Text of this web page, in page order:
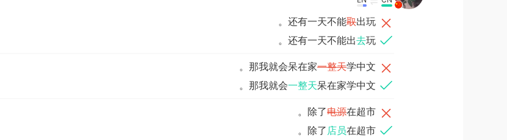
还有一天不能取出玩。
还有一天不能出去玩。
那我就会呆在家一整天学中文。
那我就会一整天呆在家学中文。
除了电源在超市。
除了 店员在超市。